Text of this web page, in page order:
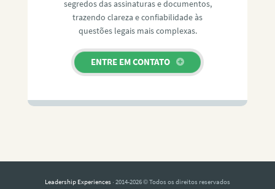
segredos das assinaturas e documentos,
trazendo clareza e confiabilidade às
questões legais mais complexas.
ENTRE EM CONTATO
Leadership Experiences · 2014-2026 © Todos os direitos reservados